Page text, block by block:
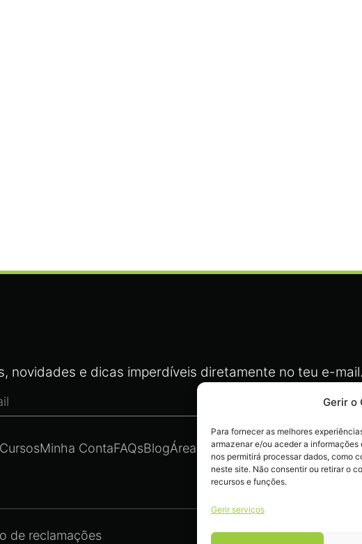
Gerir o
Para fornecer as melhores
armazenar e/ou aceder a
nos permitirá processar dados, como
neste site. Não consentir ou retirar o
recursos e funções.
Gerir serviços
novidades e dicas imperdíveis diretamente no teu e-mail.
CursosMinha ContaFAQsBlogÁrea LegalContactos
de reclamações